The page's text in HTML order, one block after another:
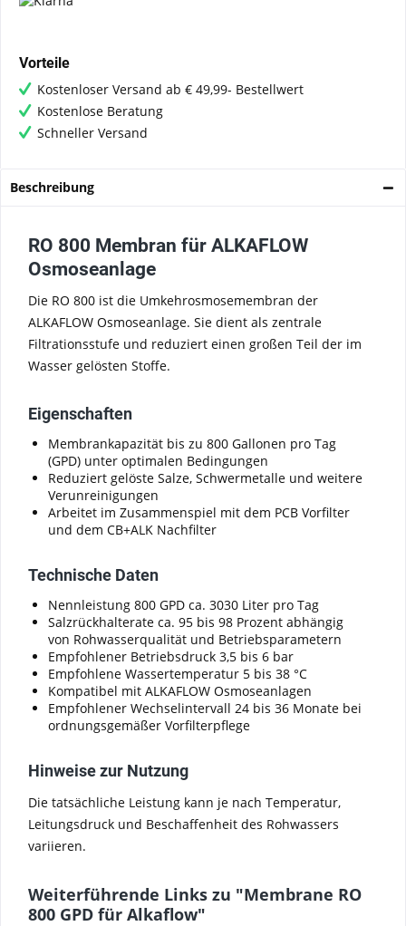
Vorteile
Kostenloser Versand ab € 49,99- Bestellwert
Kostenlose Beratung
Schneller Versand
Beschreibung
RO 800 Membran für ALKAFLOW
Osmoseanlage
Die RO 800 ist die Umkehrosmosemembran der
ALKAFLOW Osmoseanlage. Sie dient als zentrale
Filtrationsstufe und reduziert einen großen Teil der im
Wasser gelösten Stoffe.
Eigenschaften
Membrankapazität bis zu 800 Gallonen pro Tag
(GPD) unter optimalen Bedingungen
Reduziert gelöste Salze, Schwermetalle und weitere
Verunreinigungen
Arbeitet im Zusammenspiel mit dem PCB Vorfilter
und dem CB+ALK Nachfilter
Technische Daten
Nennleistung 800 GPD ca. 3030 Liter pro Tag
Salzrückhalterate ca. 95 bis 98 Prozent abhängig
von Rohwasserqualität und Betriebsparametern
Empfohlener Betriebsdruck 3,5 bis 6 bar
Empfohlene Wassertemperatur 5 bis 38 °C
Kompatibel mit ALKAFLOW Osmoseanlagen
Empfohlener Wechselintervall 24 bis 36 Monate bei
ordnungsgemäßer Vorfilterpflege
Hinweise zur Nutzung
Die tatsächliche Leistung kann je nach Temperatur,
Leitungsdruck und Beschaffenheit des Rohwassers
variieren.
Weiterführende Links zu "Membrane RO
800 GPD für Alkaflow"